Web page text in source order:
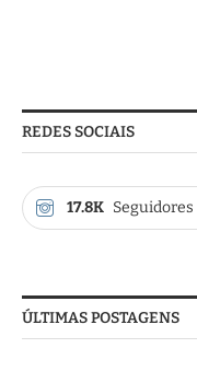
REDES SOCIAIS
17.8K Seguidores
ÚLTIMAS POSTAGENS